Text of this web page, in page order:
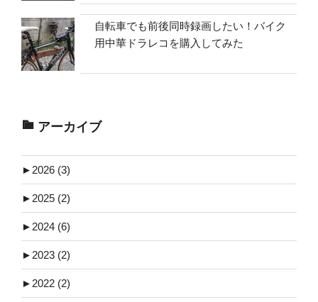
自転車でも前後同時録画したい！バイク
用中華ドラレコを購入してみた
アーカイブ
► 2026 (3)
► 2025 (2)
► 2024 (6)
► 2023 (2)
► 2022 (2)